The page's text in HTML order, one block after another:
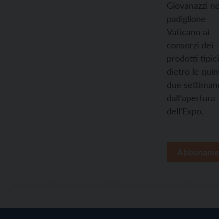
Giovanazzi
padiglione
Vaticano ai
consorzi dei
prodotti
dietro le
due
dall’apertura
dell’Expo.